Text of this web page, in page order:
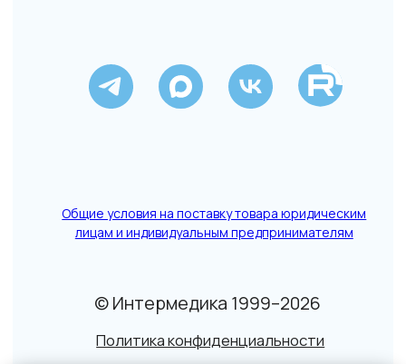
Данный сайт не является СМИ. Представленная
информация не является публичной офертой.
Подробнее